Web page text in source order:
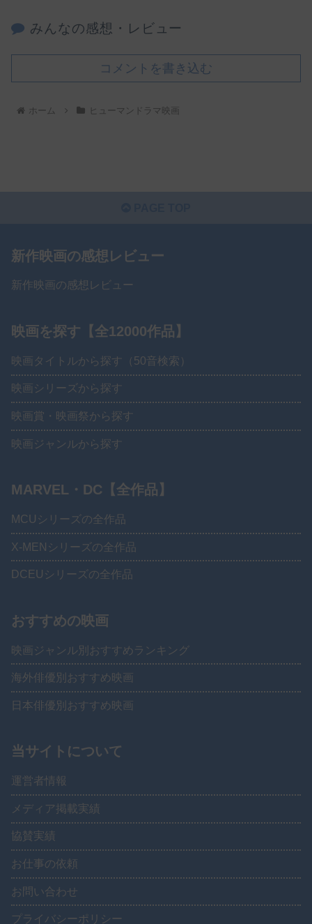
みんなの感想・レビュー
コメントを書き込む
ホーム ヒューマンドラマ映画
新作映画の感想レビュー
新作映画の感想レビュー
映画を探す【全12000作品】
映画タイトルから探す（50音検索）
映画シリーズから探す
映画賞・映画祭から探す
映画ジャンルから探す
MARVEL・DC【全作品】
MCUシリーズの全作品
X-MENシリーズの全作品
DCEUシリーズの全作品
おすすめの映画
映画ジャンル別おすすめランキング
海外俳優別おすすめ映画
日本俳優別おすすめ映画
当サイトについて
運営者情報
メディア掲載実績
協賛実績
お仕事の依頼
お問い合わせ
プライバシーポリシー